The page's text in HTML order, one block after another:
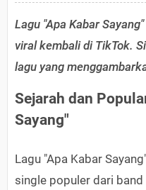
Lagu "Apa Kabar
viral kembali di TikTok.
lagu yang
Sejarah dan
Sayang"
Lagu "Apa Kabar
single populer dari